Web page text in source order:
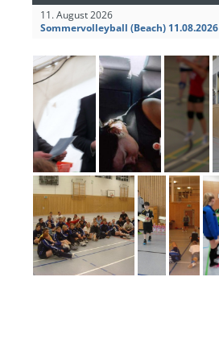
11. August 2026
Sommervolleyball (Beach) 11.08.2026